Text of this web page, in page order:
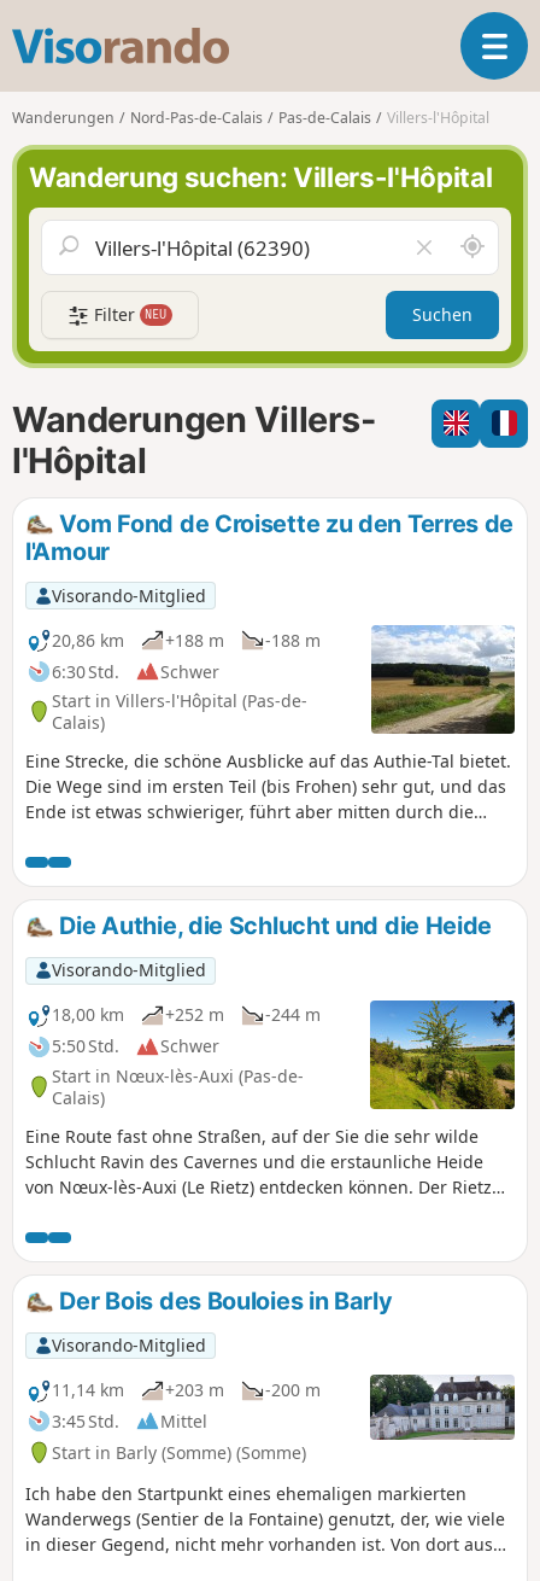
s
o
r
a
n
d
o
T
o
n
i
a
t
o
n
Wanderungen Nord-Pas-de-Calais Pas-de-Calais Villers-l'Hôpital
Wanderung suchen: Villers-l'Hôpital
e
l
d
l
e
e
e
S
c
h
u
m
i
h
m
Filter NEU Suchen
Wanderungen Villers-
l'Hôpital
Vom Fond de Croisette zu den Terres de
l'Amour
Visorando-Mitglied
20,86 km
+188 m
-188 m
6:30 Std.
Schwer
Start in Villers-l'Hôpital (Pas-de-
Calais)
Eine Strecke, die schöne Ausblicke auf das Authie-Tal bietet.
Die Wege sind im ersten Teil (bis Frohen) sehr gut, und das
Ende ist etwas schwieriger, führt aber mitten durch die
Die Authie, die Schlucht und die Heide
Visorando-Mitglied
18,00 km
+252 m
-244 m
5:50 Std.
Schwer
Start in Nœux-lès-Auxi (Pas-de-
Calais)
Eine Route fast ohne Straßen, auf der Sie die sehr wilde
Schlucht Ravin des Cavernes und die erstaunliche Heide
von Nœux-lès-Auxi (Le Rietz) entdecken können. Der Rietz
findet man dort wunderschöne Orchideen. Natürlich nicht
pflücken! Diese Route umfasst einen großen Teil des
„Sentier de l'Étoile”, von dem einige Streckenabschnitte zu
finden sind, jedoch keine Beschreibung. Außerdem ist die
Beschilderung minimalistisch (vielleicht sogar im Mai 2025
verschwunden). Die Barrieren befinden sich in der Nähe
des Zauns auf der rechten Seite Bevor Sie diese Route in
Angriff nehmen, empfehle ich Ihnen, sich die beiden Videos
anzusehen, deren Links Sie in Denis' Kommentar finden.
Der Bois des Bouloies in Barly
Visorando-Mitglied
11,14 km
+203 m
-200 m
3:45 Std.
Mittel
Start in Barly (Somme) (Somme)
Ich habe den Startpunkt eines ehemaligen markierten
Wanderwegs (Sentier de la Fontaine) genutzt, der, wie viele
in dieser Gegend, nicht mehr vorhanden ist. Von dort aus